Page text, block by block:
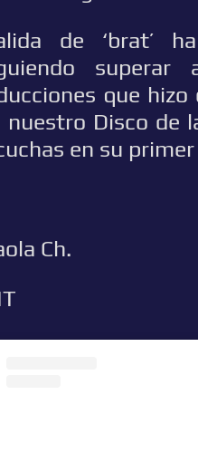
de ‘brat’
que hizo
nuestro Disco de
en su
Ch.